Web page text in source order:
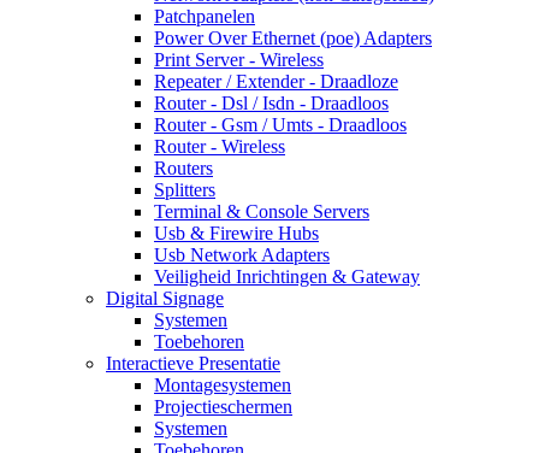
Patchpanelen
Power Over Ethernet (poe) Adapters
Print Server - Wireless
Repeater / Extender - Draadloze
Router - Dsl / Isdn - Draadloos
Router - Gsm / Umts - Draadloos
Router - Wireless
Routers
Splitters
Terminal & Console Servers
Usb & Firewire Hubs
Usb Network Adapters
Veiligheid Inrichtingen & Gateway
Digital Signage
Systemen
Toebehoren
Interactieve Presentatie
Montagesystemen
Projectieschermen
Systemen